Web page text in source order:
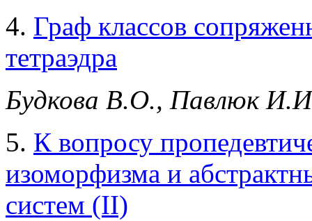
4. Граф классов
тетраэдра
Будкова В.О., Павлюк
5. К вопросу
изоморфизма и
систем (II)